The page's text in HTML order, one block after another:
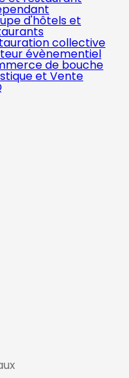
d'hôtels et
collective
évènementiel
de bouche
et Vente